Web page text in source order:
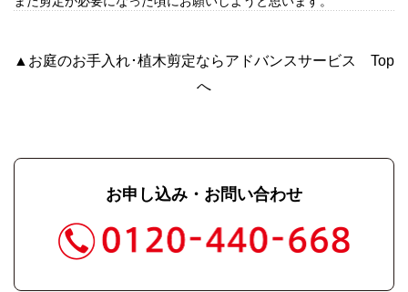
▲お庭のお手入れ･植木剪定ならアドバンスサービス Top
へ
お申し込み・お問い合わせ